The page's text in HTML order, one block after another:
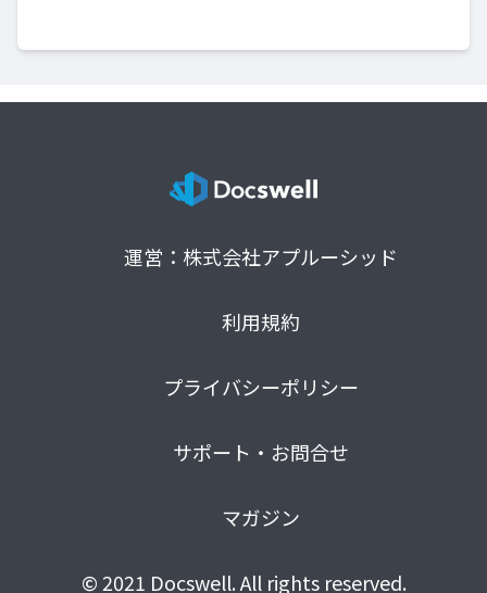
運営：株式会社アプルーシッド
利用規約
プライバシーポリシー
サポート・お問合せ
マガジン
© 2021 Docswell. All rights reserved.